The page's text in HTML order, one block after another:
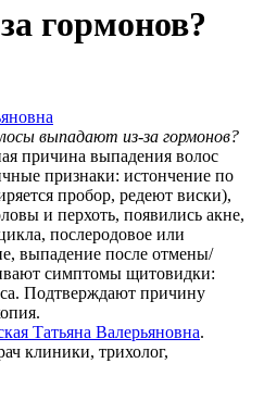
гормонов?
выпадают из-за гормонов?
причина выпадения волос
признаки: истончение по
пробор, редеют виски),
и перхоть, появились акне,
послеродовое или
выпадение после отмены/
симптомы щитовидки:
Подтверждают причину
Татьяна Валерьяновна.
клиники, трихолог,